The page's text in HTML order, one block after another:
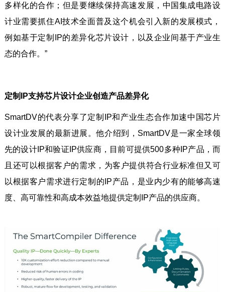
多样化的合作；但是要继续保持高速发展，中国集成电路设
计业需要抓住AI技术全面普及这个机会引入新的发展模式，
例如基于定制IP的差异化芯片设计，以及企业间基于产业生
态的合作。”
定制IP支持芯片设计企业创造产品差异化
SmartDV的代表分享了定制IP和产业生态合作加速中国芯片
设计业发展的最新进展。他介绍到，SmartDV是一家全球领
先的设计IP和验证IP供应商，目前可提供500多种IP产品，而
且还可以根据客户的需求，为客户提供符合行业标准但又可
以根据客户需求进行定制的IP产品，是业内少有的能够高速
度、高可靠性和高成本效益地提供定制IP产品的供应商。